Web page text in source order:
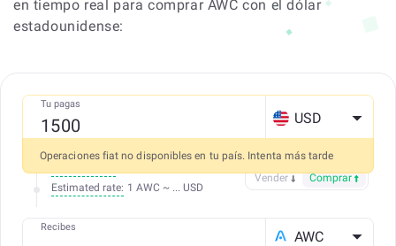
en tiempo real para comprar AWC con el dólar
estadounidense:
Tu pagas
USD
Operaciones fiat no disponibles en tu país. Intenta más tarde
Estimated rate: 1 AWC ~ ... USD
Vender Comprar
Recibes
AWC